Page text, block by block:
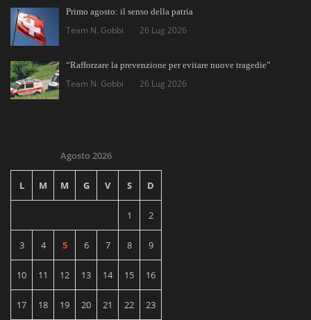
Primo agosto: il senso della patria
Team N. Gobbi 26 Lug 2026
“Rafforzare la prevenzione per evitare nuove tragedie”
Team N. Gobbi 26 Lug 2026
Agosto 2026
L M M G V S D
1 2
3 4 5 6 7 8 9
10 11 12 13 14 15 16
17 18 19 20 21 22 23